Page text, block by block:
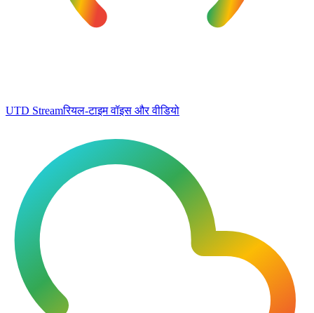
UTD Streamरियल-टाइम वॉइस और वीडियो